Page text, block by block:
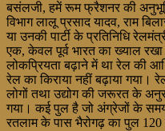
बसंलजी, हमें रूम फ्रैशनर की
विभाग लालू प्रसाद यादव, राम
या उनकी पार्टी के प्रतिनिधि
एक, केवल पूर्व भारत का ख्याल
लोकप्रियता बढ़ाने में था रेल की
रेल का किराया नहीं बढ़ाया
लोगों तथा उद्योग की जरूरत के
गया। कई पुल है जो अंग्रेजों के समय
रतलाम के पास भैरोगढ़ का पुल 120